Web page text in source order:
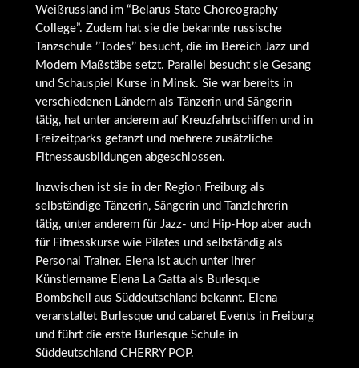
Weißrussland im “Belarus State Choreography
College”. Zudem hat sie die bekannte russische
Tanzschule ’’Todes’’ besucht, die im Bereich Jazz und
Modern Maßstäbe setzt. Parallel besucht sie Gesang
und Schauspiel Kurse in Minsk. Sie war bereits in
verschiedenen Ländern als Tänzerin und Sängerin
tätig, hat unter anderem auf Kreuzfahrtschiffen und in
Freizeitparks getanzt und mehrere zusätzliche
Fitnessausbildungen abgeschlossen.
Inzwischen ist sie in der Region Freiburg als
selbständige Tänzerin, Sängerin und Tanzlehrerin
tätig, unter anderem für Jazz- und Hip-Hop aber auch
für Fitnesskurse wie Pilates und selbständig als
Personal Trainer. Elena ist auch unter ihrer
Künstlername Elena La Gatta als Burlesque
Bombshell aus Süddeutschland bekannt. Elena
veranstaltet Burlesque und cabaret Events in Freiburg
und führt die erste Burlesque Schule in
Süddeutschland CHERRY POP.